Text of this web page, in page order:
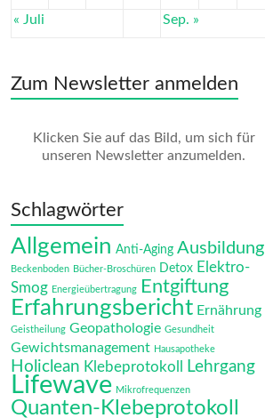
« Juli
Sep. »
Zum Newsletter anmelden
Klicken Sie auf das Bild, um sich für
unseren Newsletter anzumelden.
Schlagwörter
Allgemein Anti-Aging Ausbildung
Beckenboden Bücher-Broschüren Detox Elektro-
Smog Energieübertragung Entgiftung
Erfahrungsbericht Ernährung
Geistheilung Geopathologie Gesundheit
Gewichtsmanagement Hausapotheke
Holiclean Klebeprotokoll Lehrgang
Lifewave Mikrofrequenzen
Quanten-Klebeprotokoll